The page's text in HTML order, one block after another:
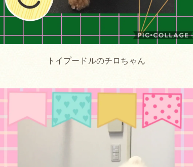
トイプードルのチロちゃん